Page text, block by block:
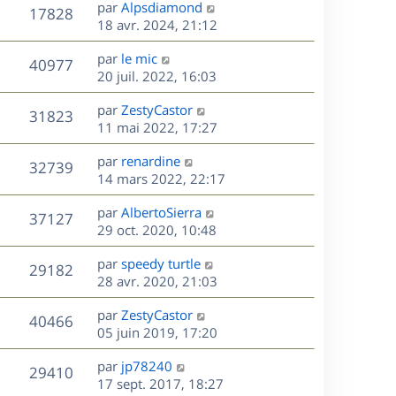
e
s
n
i
e
r
m
e
s
s
a
g
e
17828V
u
s
D
e
r
n
i
e
r
m
e
s
s
a
g
e
par Alpsdiamond
18 avr. 2024, 21:12
40977V
u
e
s
D
e
r
n
i
e
r
m
e
s
s
a
g
e
par le mic
20 juil. 2022, 16:03
31823V
u
s
D
e
r
n
i
e
r
m
e
s
s
a
g
e
par ZestyCastor
11 mai 2022, 17:27
32739V
u
s
D
e
r
n
i
e
r
m
e
s
s
a
g
e
par renardine
14 mars 2022, 22:17
37127V
u
e
D
e
r
n
i
e
r
m
e
s
s
par AlbertoSierra
29 oct. 2020, 10:48
29182V
u
e
s
D
e
r
n
i
e
r
m
par speedy turtle
28 avr. 2020, 21:03
40466V
u
D
e
r
n
i
par ZestyCastor
05 juin 2019, 17:20
29410V
D
e
par jp78240
17 sept. 2017, 18:27